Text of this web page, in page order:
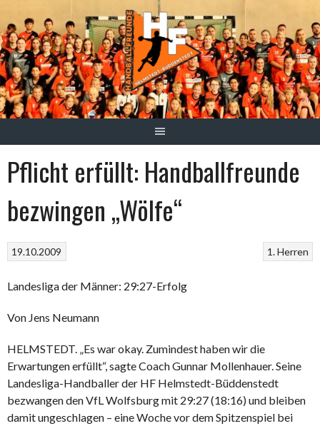
zum
Inhalt
Pflicht erfüllt: Handballfreunde
bezwingen „Wölfe“
1. Herren
19.10.2009
Landesliga der Männer: 29:27-Erfolg
Von Jens Neumann
HELMSTEDT. „Es war okay. Zumindest haben wir die
Erwartungen erfüllt“, sagte Coach Gunnar Mollenhauer. Seine
Landesliga-Handballer der HF Helmstedt-Büddenstedt
bezwangen den VfL Wolfsburg mit 29:27 (18:16) und bleiben
damit ungeschlagen – eine Woche vor dem Spitzenspiel bei